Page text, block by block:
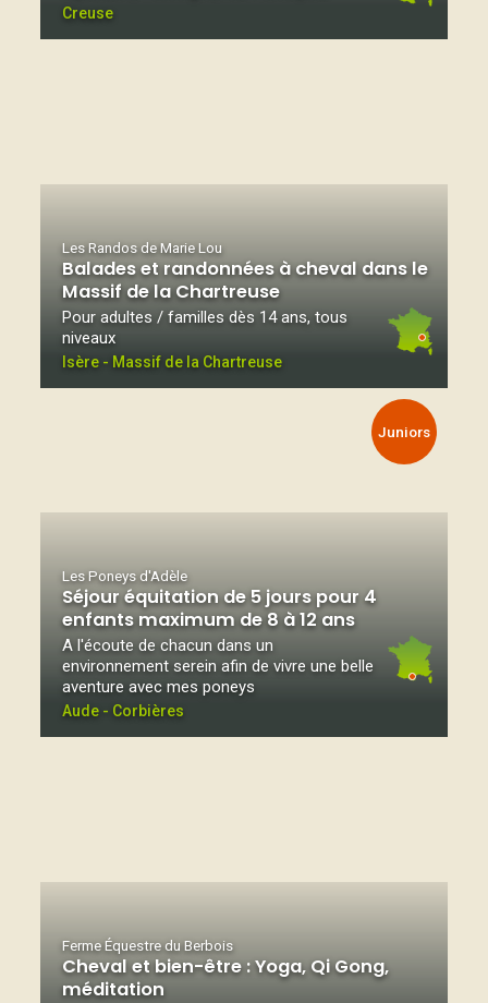
Creuse
Les Randos de Marie Lou
Balades et randonnées à cheval dans le
Massif de la Chartreuse
Pour adultes / familles dès 14 ans, tous
niveaux
Isère - Massif de la Chartreuse
Juniors
Les Poneys d'Adèle
Séjour équitation de 5 jours pour 4
enfants maximum de 8 à 12 ans
A l'écoute de chacun dans un
environnement serein afin de vivre une belle
aventure avec mes poneys
Aude - Corbières
Ferme Équestre du Berbois
Cheval et bien-être : Yoga, Qi Gong,
méditation